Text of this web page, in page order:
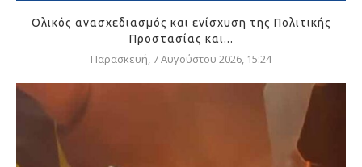
Ολικός ανασχεδιασμός και ενίσχυση της Πολιτικής
Προστασίας και...
Παρασκευή, 7 Αυγούστου 2026, 15:24